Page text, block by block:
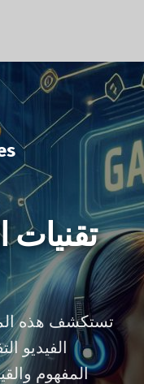
تقنيات
تستكشف هذه
الفيديو
المفهوم